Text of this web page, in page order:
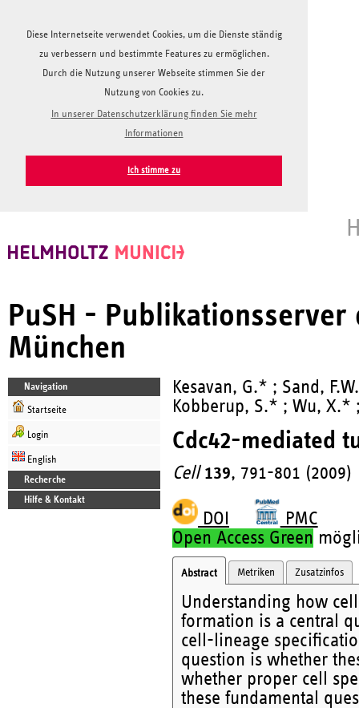
Diese Internetseite verwendet Cookies, um die Dienste ständig
zu verbessern und bestimmte Features zu ermöglichen.
Durch die Nutzung unserer Webseite stimmen Sie der
Nutzung von Cookies zu.
In unserer Datenschutzerklärung finden Sie mehr
Informationen
Ich stimme zu
PuSH -
München
Navigation
Startseite
Login
English
Recherche
Hilfe & Kontakt
Kesavan, G.* ; Sand,
Kobberup, S.* ; Wu,
Cdc42-mediated
Cell 139, 791-801 (2009)
DOI
PMC
Open Access Green
Abstract Metriken Zusatzinfos
Understanding how
formation is a central
cell-lineage
question is whether
whether proper cell
these fundamental